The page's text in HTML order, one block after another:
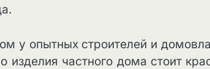
у опытных строителей и
изделия частного дома стоит